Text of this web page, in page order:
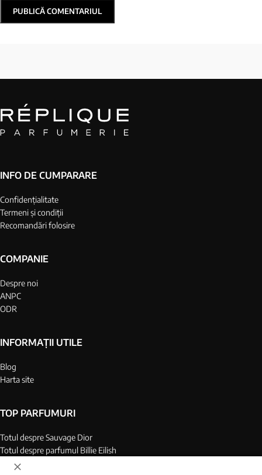
INFO DE CUMPARARE
Confidențialitate
Termeni și condiții
Recomandări folosire
COMPANIE
Despre noi
ANPC
ODR
INFORMAȚII UTILE
Blog
Harta site
TOP PARFUMURI
Totul despre Sauvage Dior
Totul despre parfumul Billie Eilish
Top 25 parfumuri barbati